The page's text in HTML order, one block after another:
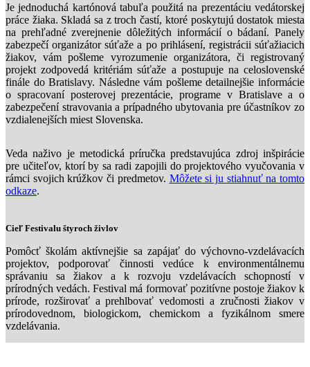
Je jednoduchá kartónová tabuľa použitá na prezentáciu vedátorskej
práce žiaka. Skladá sa z troch častí, ktoré poskytujú dostatok miesta
na prehľadné zverejnenie dôležitých informácií o bádaní. Panely
zabezpečí organizátor súťaže a po prihlásení, registrácii súťažiacich
žiakov, vám pošleme vyrozumenie organizátora, či registrovaný
projekt zodpovedá kritériám súťaže a postupuje na celoslovenské
finále do Bratislavy. Následne vám pošleme detailnejšie informácie
o spracovaní posterovej prezentácie, programe v Bratislave a o
zabezpečení stravovania a prípadného ubytovania pre účastníkov zo
vzdialenejších miest Slovenska.
Veda naživo je metodická príručka predstavujúca zdroj inšpirácie
pre učiteľov, ktorí by sa radi zapojili do projektového vyučovania v
rámci svojich krúžkov či predmetov. Môžete si ju stiahnuť na tomto
odkaze.
Cieľ Festivalu štyroch živlov
Pomôcť školám aktívnejšie sa zapájať do výchovno-vzdelávacích
projektov, podporovať činnosti vedúce k environmentálnemu
správaniu sa žiakov a k rozvoju vzdelávacích schopností v
prírodných vedách. Festival má formovať pozitívne postoje žiakov k
prírode, rozširovať a prehlbovať vedomosti a zručnosti žiakov v
prírodovednom, biologickom, chemickom a fyzikálnom smere
vzdelávania.